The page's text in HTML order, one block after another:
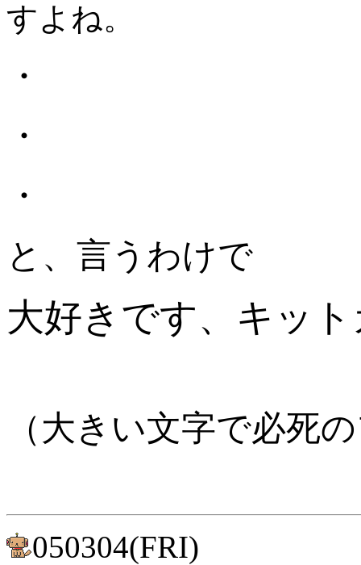
すよね。
・
・
・
と、言うわけで
大好きです、キッ
（大きい文字で必死
050304(FRI)